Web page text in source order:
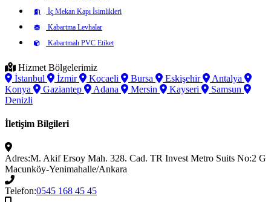
İç Mekan Kapı İsimlikleri
Kabartma Levhalar
Kabartmalı PVC Etiket
Hizmet Bölgelerimiz
İstanbul
İzmir Kocaeli Bursa Eskişehir
Antalya
Konya
Gaziantep Adana Mersin Kayseri
Samsun
Denizli
İletişim Bilgileri
Adres:M. Akif Ersoy Mah. 328. Cad. TR Invest Metro Suits No:2 G
Macunköy-Yenimahalle/Ankara
Telefon:0545 168 45 45